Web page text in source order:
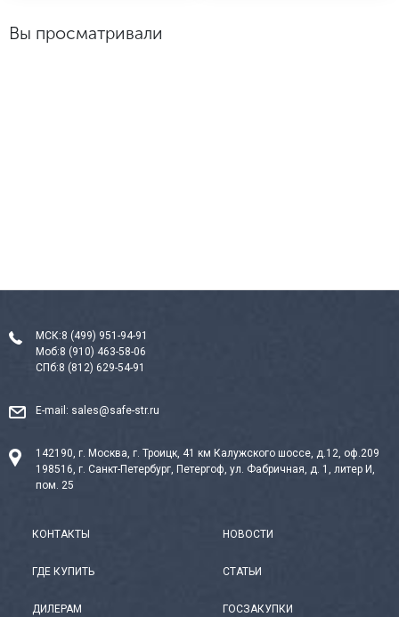
Вы просматривали
МСК:8 (499) 951-94-91
Моб:8 (910) 463-58-06
СПб:8 (812) 629-54-91
E-mail: sales@safe-str.ru
142190, г. Москва, г. Троицк, 41 км Калужского шоссе, д.12, оф.209
198516, г. Санкт-Петербург, Петергоф, ул. Фабричная, д. 1, литер И,
пом. 25
КОНТАКТЫ
ГДЕ КУПИТЬ
ДИЛЕРАМ
НОВОСТИ
СТАТЬИ
ГОСЗАКУПКИ